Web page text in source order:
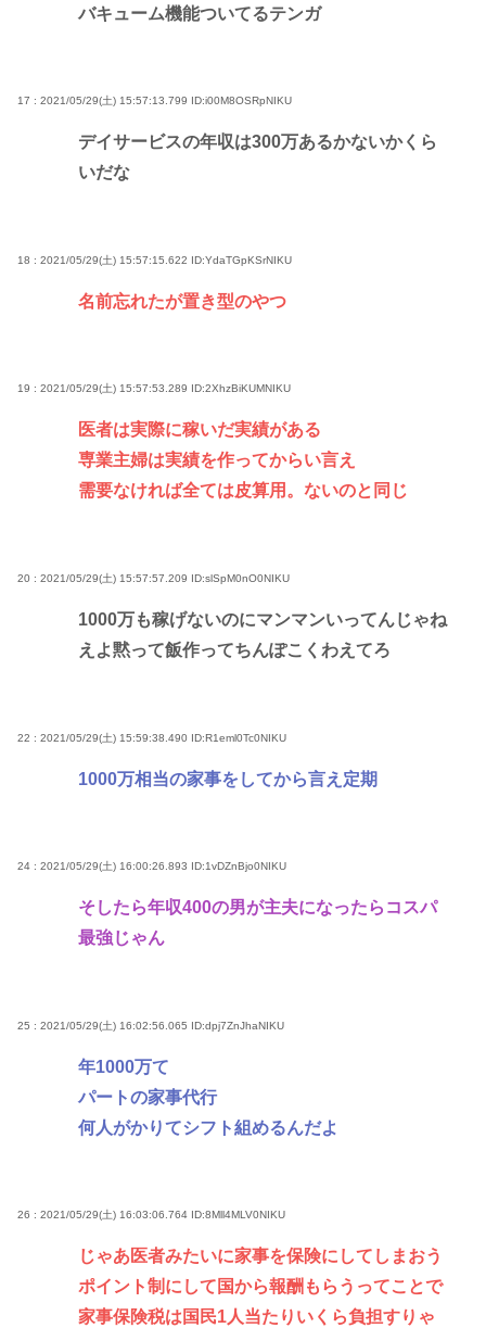
バキューム機能ついてるテンガ
17 : 2021/05/29(土) 15:57:13.799 ID:i00M8OSRpNIKU
デイサービスの年収は300万あるかないかくら
いだな
18 : 2021/05/29(土) 15:57:15.622 ID:YdaTGpKSrNIKU
名前忘れたが置き型のやつ
19 : 2021/05/29(土) 15:57:53.289 ID:2XhzBiKUMNIKU
医者は実際に稼いだ実績がある
専業主婦は実績を作ってからい言え
需要なければ全ては皮算用。ないのと同じ
20 : 2021/05/29(土) 15:57:57.209 ID:slSpM0nO0NIKU
1000万も稼げないのにマンマンいってんじゃね
えよ黙って飯作ってちんぽこくわえてろ
22 : 2021/05/29(土) 15:59:38.490 ID:R1eml0Tc0NIKU
1000万相当の家事をしてから言え定期
24 : 2021/05/29(土) 16:00:26.893 ID:1vDZnBjo0NIKU
そしたら年収400の男が主夫になったらコスパ
最強じゃん
25 : 2021/05/29(土) 16:02:56.065 ID:dpj7ZnJhaNIKU
年1000万て
パートの家事代行
何人がかりてシフト組めるんだよ
26 : 2021/05/29(土) 16:03:06.764 ID:8Mll4MLV0NIKU
じゃあ医者みたいに家事を保険にしてしまおう
ポイント制にして国から報酬もらうってことで
家事保険税は国民1人当たりいくら負担すりゃ